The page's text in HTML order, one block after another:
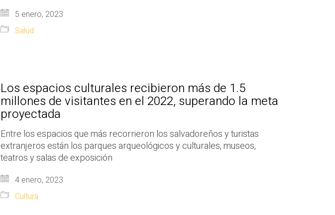
5 enero, 2023
Salud
Los espacios culturales recibieron más de 1.5
millones de visitantes en el 2022, superando la meta
proyectada
Entre los espacios que más recorrieron los salvadoreños y turistas
extranjeros están los parques arqueológicos y culturales, museos,
teatros y salas de exposición
4 enero, 2023
Cultura